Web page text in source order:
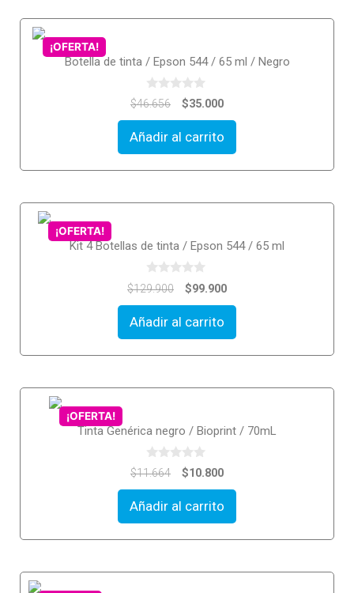
¡OFERTA!
Botella de tinta / Epson 544 / 65 ml / Negro
0
o
u
t
o
f
$46.656 $35.000
Añadir al carrito
¡OFERTA!
Kit 4 Botellas de tinta / Epson 544 / 65 ml
0
o
u
t
o
f
$129.900 $99.900
Añadir al carrito
¡OFERTA!
Tinta Genérica negro / Bioprint / 70mL
0
o
u
t
o
f
$11.664 $10.800
Añadir al carrito